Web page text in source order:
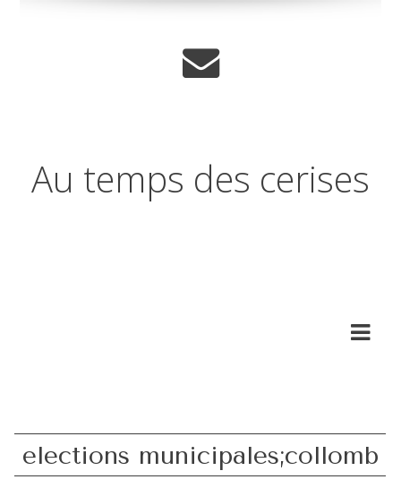
Au temps des cerises
elections municipales;collomb